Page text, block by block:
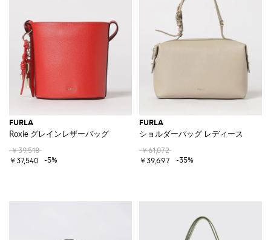
FURLA
Roxie グレインレザーバッグ
￥39,518
￥37,540
-5%
FURLA
ショルダーバッグ レディース
￥61,072
￥39,697
-35%